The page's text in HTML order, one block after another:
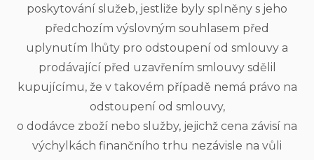
poskytování služeb, jestliže byly splněny s jeho
předchozím výslovným souhlasem před
uplynutím lhůty pro odstoupení od smlouvy a
prodávající před uzavřením smlouvy sdělil
kupujícímu, že v takovém případě nemá právo na
odstoupení od smlouvy,
o dodávce zboží nebo služby, jejichž cena závisí na
výchylkách finančního trhu nezávisle na vůli